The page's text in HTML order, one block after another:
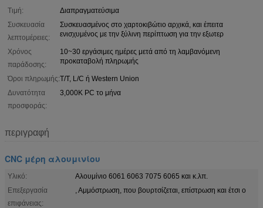
Τιμή:
Διαπραγματεύσιμα
Συσκευασία
λεπτομέρειες:
Συσκευασμένος στο χαρτοκιβώτιο αρχικά, και έπειτα
ενισχυμένος με την ξύλινη περίπτωση για την εξωτερ
Χρόνος
παράδοσης:
10~30 εργάσιμες ημέρες μετά από τη λαμβανόμενη
προκαταβολή πληρωμής
Όροι πληρωμής:T/T, L/C ή Western Union
Δυνατότητα
προσφοράς:
3,000K PC το μήνα
περιγραφή
CNC μέρη αλουμινίου
Υλικό:
Αλουμίνιο 6061 6063 7075 6065 και κ.λπ.
Επεξεργασία
επιφάνειας:
, Αμμόστρωση, που βουρτσίζεται, επίστρωση και έτσι ο